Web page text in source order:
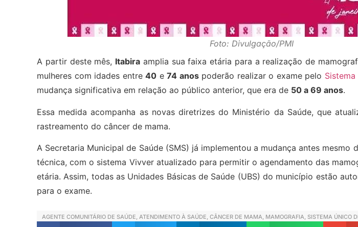
Foto: Divulgação/PMI
A partir deste mês, Itabira amplia sua faixa etária para a realização de
mulheres com idades entre 40 e 74 anospoderão realizar o exame pelo
mudança significativa em relação ao público anterior, que era de 50 a 69 anos.
Essa medida acompanha as novas diretrizes do Ministério da Saúde, que
rastreamento do câncer de mama.
A Secretaria Municipal de Saúde (SMS) já implementou a mudança antes mesmo
técnica, com o sistema Vivver atualizado para permitir o agendamento das
etária. Assim, todas as Unidades Básicas de Saúde (UBS) do município estão
para o exame.
AGENTE COMUNITÁRIO DE SAÚDE ATENDIMENTO À SAÚDE CÂNCER DE MAMA MAMOGRAFIA SISTEMA ÚNICO